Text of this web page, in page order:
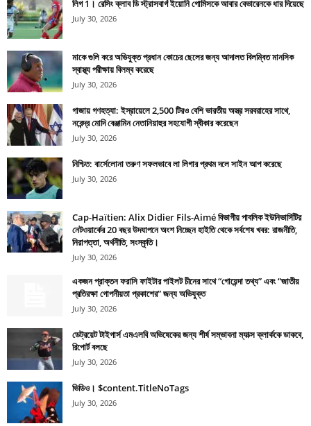
লিগ 1। রেসিং ক্লাব ডি স্ট্রাসবার্গ ইয়োনি গোমিসকে আবার বেভারেনকে ধার দিয়েছে
July 30, 2026
মাকে গুলি করে অভিযুক্ত প্রধান কোচের ছেলের জন্য আদালত বিলম্বিত মানসিক
স্বাস্থ্য পরীক্ষায় বিলম্ব করেছে
July 30, 2026
গাজায় গণহত্যা: ইস্রায়েলে 2,500 টিরও বেশি ভারতীয় অস্ত্র সরবরাহের সাথে,
নরেন্দ্র মোদি বেঞ্জামিন নেতানিয়াহুর সহযোগী স্বীকার করেছেন
July 30, 2026
নিশ্চিত: বার্সেলোনা তরুণ সফলভাবে লা লিগার প্রথম দলে সাইন আপ করেছে
July 30, 2026
Cap-Haïtien: Alix Didier Fils-Aimé বিভাগীয় পাবলিক ইউনিভার্সিটির
নেটওয়ার্কের 20 বছর উদযাপনে অংশ নিচ্ছেন হাইতি থেকে সর্বশেষ খবর: রাজনীতি,
নিরাপত্তা, অর্থনীতি, সংস্কৃতি।
July 30, 2026
একজন প্রাক্তন ফরাসি ফাইটার পাইলট চীনের সাথে “গোয়েন্দা তথ্য” এবং “জাতীয়
প্রতিরক্ষা গোপনীয়তা প্রকাশের” জন্য অভিযুক্ত
July 30, 2026
ডেট্রয়েট টাইগার্স এমএলবি অভিষেকের জন্য শীর্ষ সম্ভাবনা ম্যাক্স ক্লার্ককে ডাকবে,
রিপোর্ট বলছে
July 30, 2026
ভিডিও। $content.TitleNoTags
July 30, 2026